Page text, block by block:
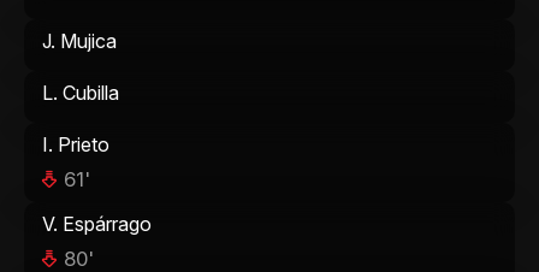
J. Mujica
L. Cubilla
I. Prieto
61'
V. Espárrago
80'